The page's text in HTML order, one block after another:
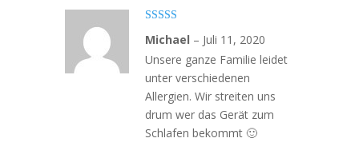
mit4von
5
Michael – Juli 11, 2020
Unsere ganze Familie leidet
unter verschiedenen
Allergien. Wir streiten uns
drum wer das Gerät zum
Schlafen bekommt 🙂